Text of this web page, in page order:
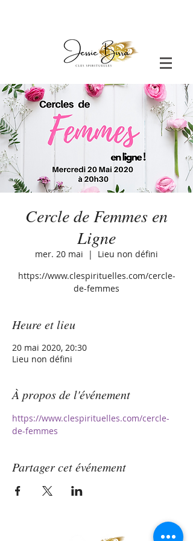
Cercle de Femmes en
Ligne
mer. 20 mai
  |
Lieu non défini
https://www.clespirituelles.com/cercle-
de-femmes
Heure et lieu
20 mai 2020, 20:30
Lieu non défini
À propos de l'événement
https://www.clespirituelles.com/cercle-
de-femmes
Partager cet événement